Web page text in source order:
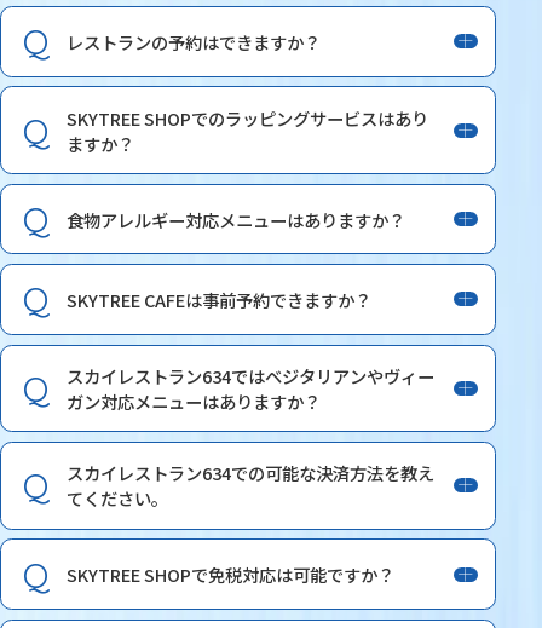
レストランの予約はできますか？
SKYTREE SHOPでのラッピングサービスはあり
ますか？
食物アレルギー対応メニューはありますか？
SKYTREE CAFEは事前予約できますか？
スカイレストラン634ではベジタリアンやヴィー
ガン対応メニューはありますか？
スカイレストラン634での可能な決済方法を教え
てください。
SKYTREE SHOPで免税対応は可能ですか？